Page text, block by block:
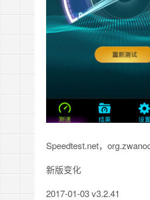
Speedtest.net，
新版变化
2017-01-03 v3.2.41